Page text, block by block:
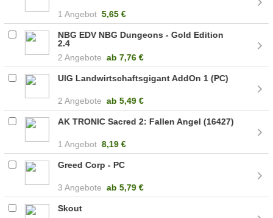
1 Angebot 5,65 €
NBG EDV NBG Dungeons - Gold Edition
2.4
2 Angebote ab 7,76 €
UIG Landwirtschaftsgigant AddOn 1 (PC)
2 Angebote ab 5,49 €
AK TRONIC Sacred 2: Fallen Angel (16427)
1 Angebot 8,19 €
Greed Corp - PC
3 Angebote ab 5,79 €
Skout